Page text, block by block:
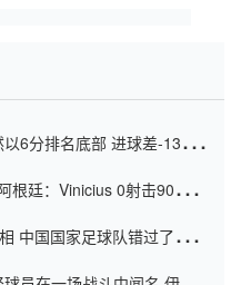
6分排名底部 进球差-13令人
根廷：Vinicius 0射击90分钟
中国国家足球队错过了世界